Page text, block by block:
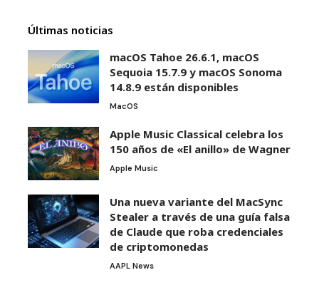
Últimas noticias
macOS Tahoe 26.6.1, macOS
Sequoia 15.7.9 y macOS Sonoma
14.8.9 están disponibles
MacOS
Apple Music Classical celebra los
150 años de «El anillo» de Wagner
Apple Music
Una nueva variante del MacSync
Stealer a través de una guía falsa
de Claude que roba credenciales
de criptomonedas
AAPL News